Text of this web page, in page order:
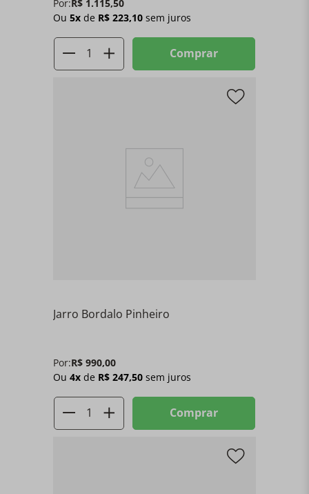
Por: R$ 1 .115,50
Ou 5x de R$ 223,10 sem juros
Comprar
Jarro Bordalo Pinheiro
Por:R$ 990,00
Ou 4x de R$ 247,50 sem juros
Comprar